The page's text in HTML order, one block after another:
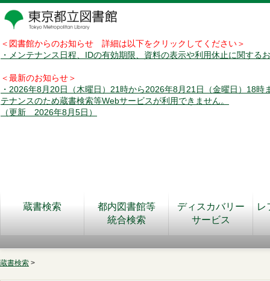
＜図書館からのお知らせ 詳細は以下をクリックしてください＞
・メンテナンス日程、IDの有効期限、資料の表示や利用休止に関する
＜最新のお知らせ＞
・2026年8月20日（木曜日）21時から2026年8月21日（金曜日）18時
テナンスのため蔵書検索等Webサービスが利用できません。
（更新 2026年8月5日）
蔵書検索
都内図書館等
統合検索
ディスカバリー
サービス
レ
蔵書検索 >